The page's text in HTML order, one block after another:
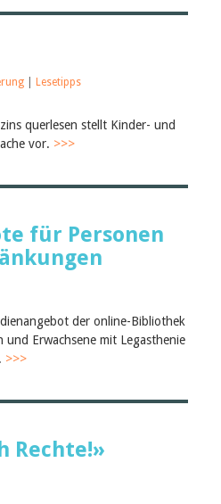
Lesetipps
querlesen stellt Kinder- und
vor. >>>
für Personen
der online-Bibliothek
Erwachsene mit Legasthenie
>>>
Rechte!»